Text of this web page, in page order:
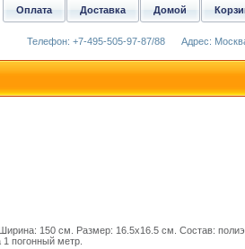
150 см. Размер: 16.5x16.5 см. Состав:
погонный метр.
Домой
Доставка
Оплата
Телефон: +7-495-505-97-87/88 Адрес: